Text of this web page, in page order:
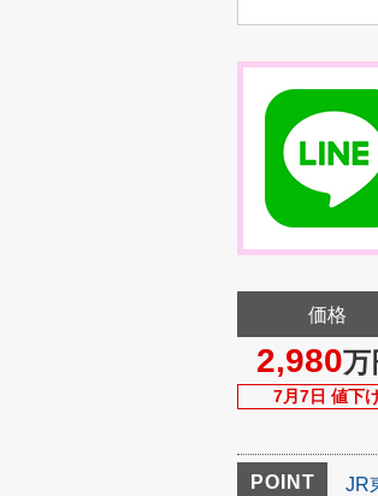
価格
2,980万
7月7日 値下
POINT JR